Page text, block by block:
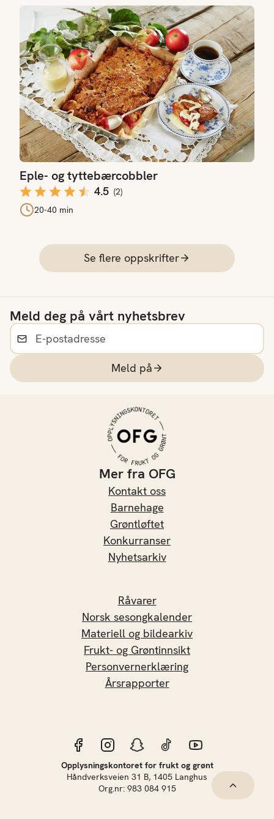
Eple- og tyttebærcobbler
4.5 (2)
20-40 min
Eple- og tyttebærcobbler
Se flere oppskrifter
Meld deg på vårt nyhetsbrev
Meld på
Mer fra OFG
Kontakt oss
Barnehage
Grøntløftet
Konkurranser
Nyhetsarkiv
Råvarer
Norsk sesongkalender
Materiell og bildearkiv
Frukt- og Grøntinnsikt
Personvernerklæring
Årsrapporter
Opplysningskontoret for frukt og grønt
Håndverksveien 31 B, 1405 Langhus
Org.nr: 983 084 915
Hopp til